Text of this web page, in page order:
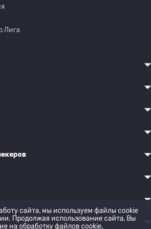
Лига
сайта, мы используем файлы cookie
Продолжая использование сайта, Вы
на обработкуфайлов cookie.